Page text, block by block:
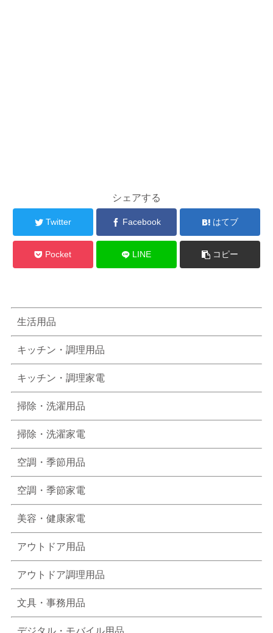
シェアする
Twitter Facebook はてブ
Pocket LINE コピー
生活用品
キッチン・調理用品
キッチン・調理家電
掃除・洗濯用品
掃除・洗濯家電
空調・季節用品
空調・季節家電
美容・健康家電
アウトドア用品
アウトドア調理用品
文具・事務用品